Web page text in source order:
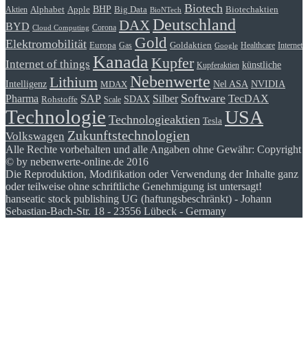
Aktien Alphabet Apple BHP Big Data BioNTech Biotech Biotechaktien
BYD Cloud Computing Corona DAX Deutschland
Elektromobilität Europa Gas Gold Goldaktien Google Healthcare Internet
Internet of things Kanada Kupfer Kupferaktien künstliche
Intelligenz Lithium MDAX Nebenwerte Nel ASA NVIDIA
Pharma Rohstoffe SAP Scale SDAX Silber Software TecDAX
Technologie Technologieaktien Tesla USA
Volkswagen Zukunftstechnologien
Alle Rechte vorbehalten und alle Angaben ohne Gewähr: Copyright
© by nebenwerte-online.de 2016
Die Reproduktion, Modifikation oder Verwendung der Inhalte ganz
oder teilweise ohne schriftliche Genehmigung ist untersagt!
hanseatic stock publishing UG (haftungsbeschränkt) - Johann
Sebastian-Bach-Str. 18 - 23556 Lübeck - Germany